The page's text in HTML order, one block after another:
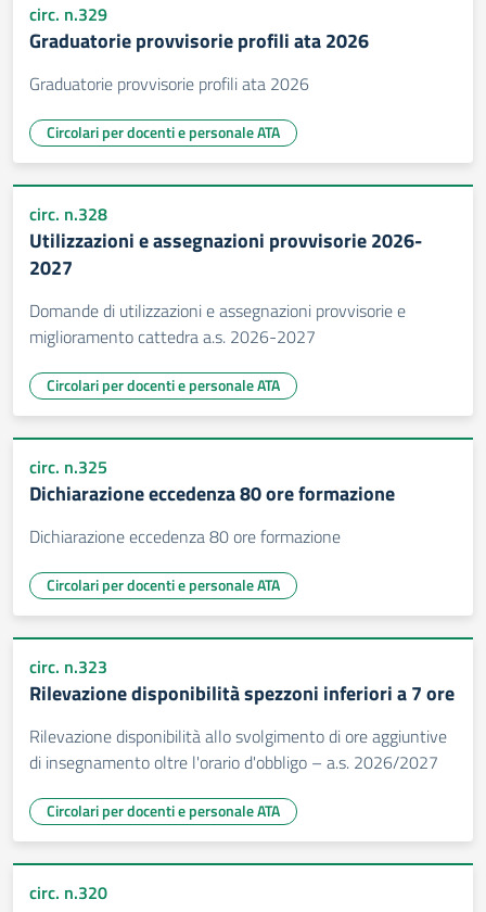
circ. n.329
Graduatorie provvisorie profili ata 2026
Graduatorie provvisorie profili ata 2026
Circolari per docenti e personale ATA
circ. n.328
Utilizzazioni e assegnazioni provvisorie 2026-
2027
Domande di utilizzazioni e assegnazioni provvisorie e
miglioramento cattedra a.s. 2026-2027
Circolari per docenti e personale ATA
circ. n.325
Dichiarazione eccedenza 80 ore formazione
Dichiarazione eccedenza 80 ore formazione
Circolari per docenti e personale ATA
circ. n.323
Rilevazione disponibilità spezzoni inferiori a 7 ore
Rilevazione disponibilità allo svolgimento di ore aggiuntive
di insegnamento oltre l'orario d'obbligo – a.s. 2026/2027
Circolari per docenti e personale ATA
circ. n.320